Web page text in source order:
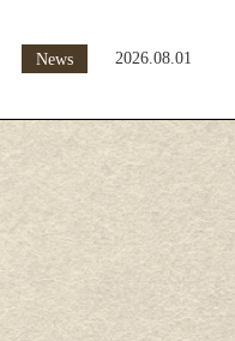
News 2026.08.01